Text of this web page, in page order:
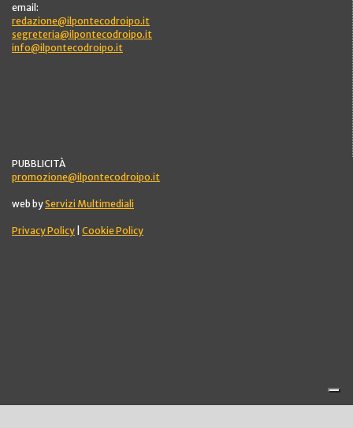
email:
redazione@ilpontecodroipo.it
segreteria@ilpontecodroipo.it
info@ilpontecodroipo.it
PUBBLICITÀ
promozione@ilpontecodroipo.it
web byServizi Multimediali
Privacy Policy Cookie Policy